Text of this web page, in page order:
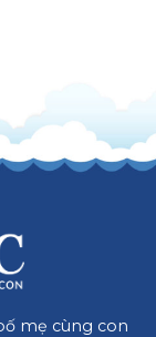
mẹ cùng con